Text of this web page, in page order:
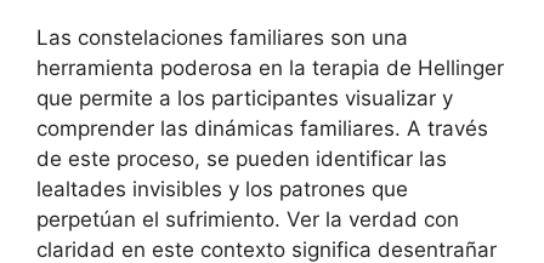
Las constelaciones familiares son una
herramienta poderosa en la terapia de Hellinger
que permite a los participantes visualizar y
comprender las dinámicas familiares. A través
de este proceso, se pueden identificar las
lealtades invisibles y los patrones que
perpetúan el sufrimiento. Ver la verdad con
claridad en este contexto significa desentrañar